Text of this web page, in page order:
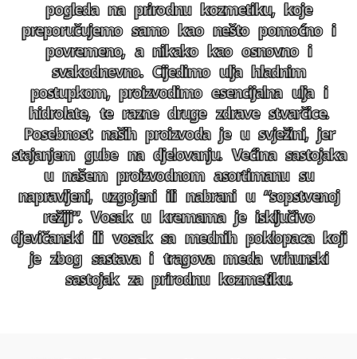
pogleda na prirodnu kozmetiku, koje
preporučujemo samo kao nešto pomoćno i
povremeno, a nikako kao osnovno i
svakodnevno. Cijedimo ulja hladnim
postupkom, proizvodimo esencijalna ulja i
hidrolate, te razne druge zdrave stvarčice.
Posebnost naših proizvoda je u svježini, jer
stajanjem gube na djelovanju. Većina sastojaka
u našem proizvodnom asortimanu su
napravljeni, uzgojeni ili nabrani u “sopstvenoj
režiji”. Vosak u kremama je isključivo
djevičanski ili vosak sa mednih poklopaca koji
je zbog sastava i tragova meda vrhunski
sastojak za prirodnu kozmetiku.